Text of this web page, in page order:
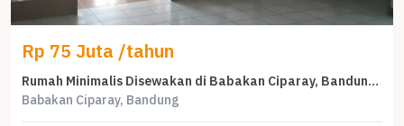
Rp 75 Juta /tahun
Rumah Minimalis Disewakan di Babakan Ciparay, Bandung, Harga Ekonomis
Babakan Ciparay, Bandung